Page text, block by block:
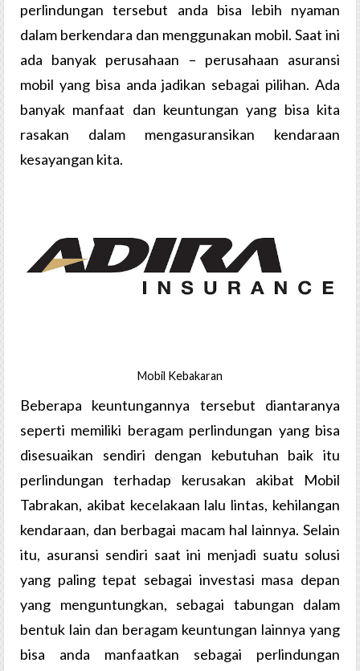
perlindungan tersebut anda bisa lebih nyaman
dalam berkendara dan menggunakan mobil. Saat ini
ada banyak perusahaan – perusahaan asuransi
mobil yang bisa anda jadikan sebagai pilihan. Ada
banyak manfaat dan keuntungan yang bisa kita
rasakan dalam mengasuransikan kendaraan
kesayangan kita.
Mobil Kebakaran
Beberapa keuntungannya tersebut diantaranya
seperti memiliki beragam perlindungan yang bisa
disesuaikan sendiri dengan kebutuhan baik itu
perlindungan terhadap kerusakan akibat Mobil
Tabrakan, akibat kecelakaan lalu lintas, kehilangan
kendaraan, dan berbagai macam hal lainnya. Selain
itu, asuransi sendiri saat ini menjadi suatu solusi
yang paling tepat sebagai investasi masa depan
yang menguntungkan, sebagai tabungan dalam
bentuk lain dan beragam keuntungan lainnya yang
bisa anda manfaatkan sebagai perlindungan